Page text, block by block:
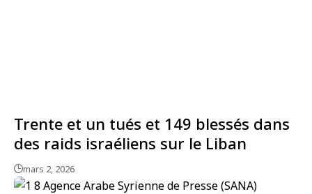
Trente et un tués et 149 blessés dans
des raids israéliens sur le Liban
mars 2, 2026